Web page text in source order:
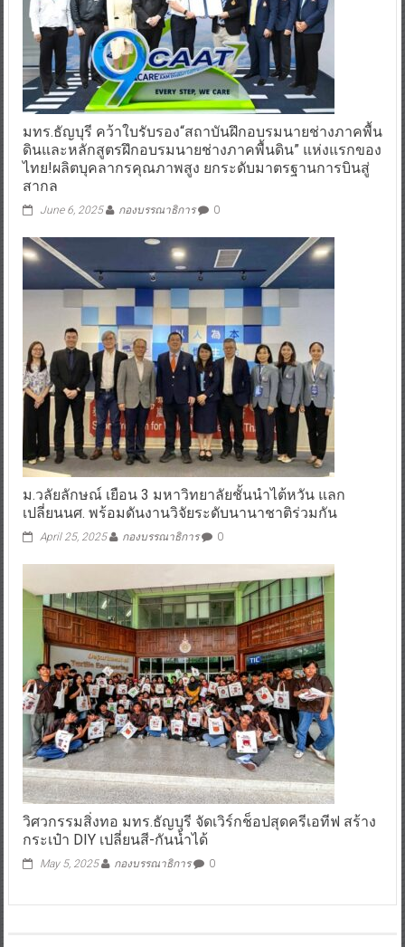
มทร.ธัญบุรี คว้าใบรับรอง“สถาบันฝึกอบรมนายช่างภาคพื้น
ดินและหลักสูตรฝึกอบรมนายช่างภาคพื้นดิน” แห่งแรกของ
ไทย!ผลิตบุคลากรคุณภาพสูง ยกระดับมาตรฐานการบินสู่
สากล
June 6, 2025 กองบรรณาธิการ 0
ม.วลัยลักษณ์ เยือน 3 มหาวิทยาลัยชั้นนำไต้หวัน แลก
เปลี่ยนนศ. พร้อมดันงานวิจัยระดับนานาชาติร่วมกัน
April 25, 2025 กองบรรณาธิการ 0
วิศวกรรมสิ่งทอ มทร.ธัญบุรี จัดเวิร์กช็อปสุดครีเอทีฟ สร้าง
กระเป๋า DIY เปลี่ยนสี-กันน้ำได้
May 5, 2025 กองบรรณาธิการ 0